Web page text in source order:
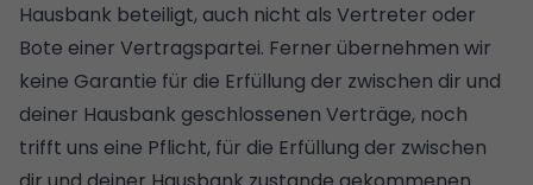
Hausbank beteiligt, auch nicht als Vertreter oder
Bote einer Vertragspartei. Ferner übernehmen wir
keine Garantie für die Erfüllung der zwischen dir und
deiner Hausbank geschlossenen Verträge, noch
trifft uns eine Pflicht, für die Erfüllung der zwischen